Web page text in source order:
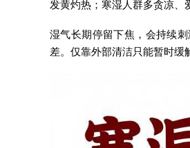
发黄灼热；寒湿人群多贪凉、
湿气长期停留下焦，会持续
差。仅靠外部清洁只能暂时缓